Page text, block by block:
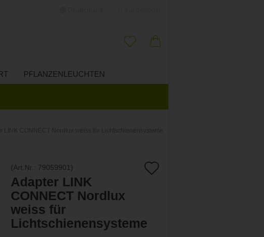
Passwort vergessen?
PFLANZENLEUCHTEN
(Art.Nr.: 79059901 )
Adapter LINK
CONNECT Nordlux
weiss für
Lichtschienensysteme